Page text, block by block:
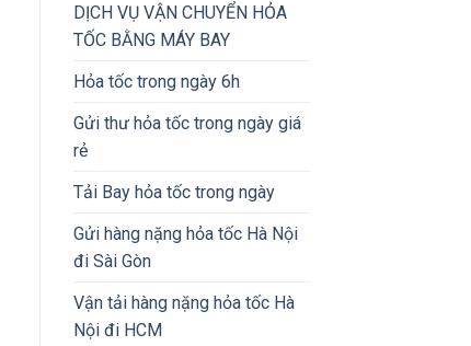
DỊCH VỤ VẬN CHUYỂN HỎA
TỐC BẰNG MÁY BAY
Hỏa tốc trong ngày 6h
Gửi thư hỏa tốc trong ngày giá
rẻ
Tải Bay hỏa tốc trong ngày
Gửi hàng nặng hỏa tốc Hà Nội
đi Sài Gòn
Vận tải hàng nặng hỏa tốc Hà
Nội đi HCM